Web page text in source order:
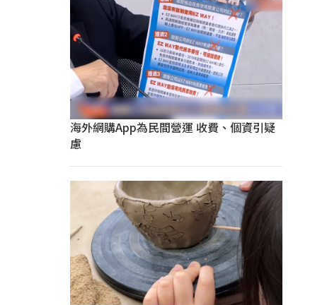
海外網購App為民間營運 收費、個資引疑
慮